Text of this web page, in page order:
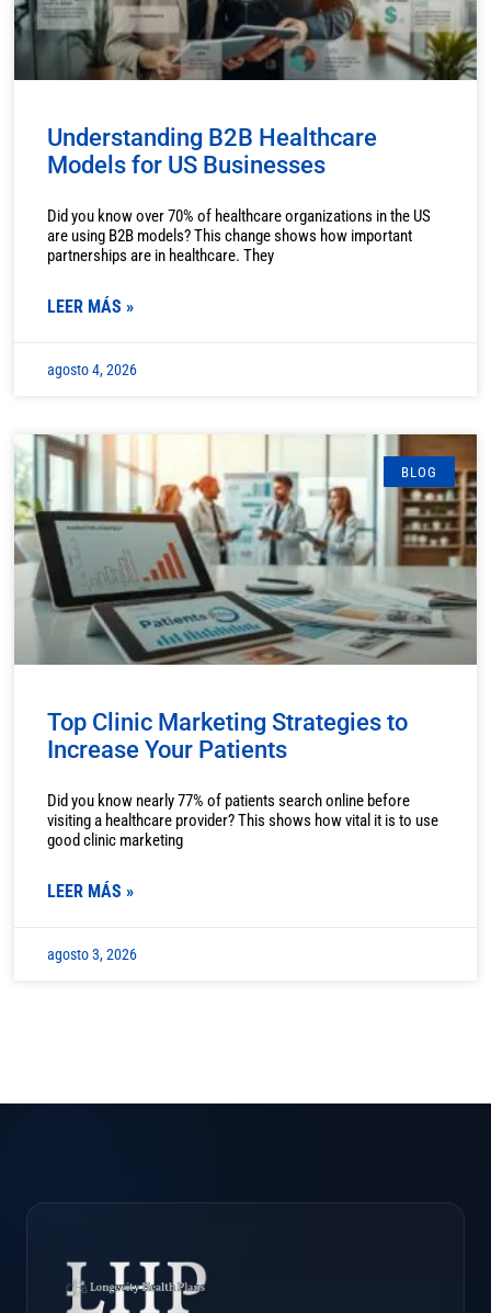
Understanding B2B Healthcare
Models for US Businesses
Did you know over 70% of healthcare organizations in the US
are using B2B models? This change shows how important
partnerships are in healthcare. They
LEER MÁS »
agosto 4, 2026
BLOG
Top Clinic Marketing Strategies to
Increase Your Patients
Did you know nearly 77% of patients search online before
visiting a healthcare provider? This shows how vital it is to use
good clinic marketing
LEER MÁS »
agosto 3, 2026